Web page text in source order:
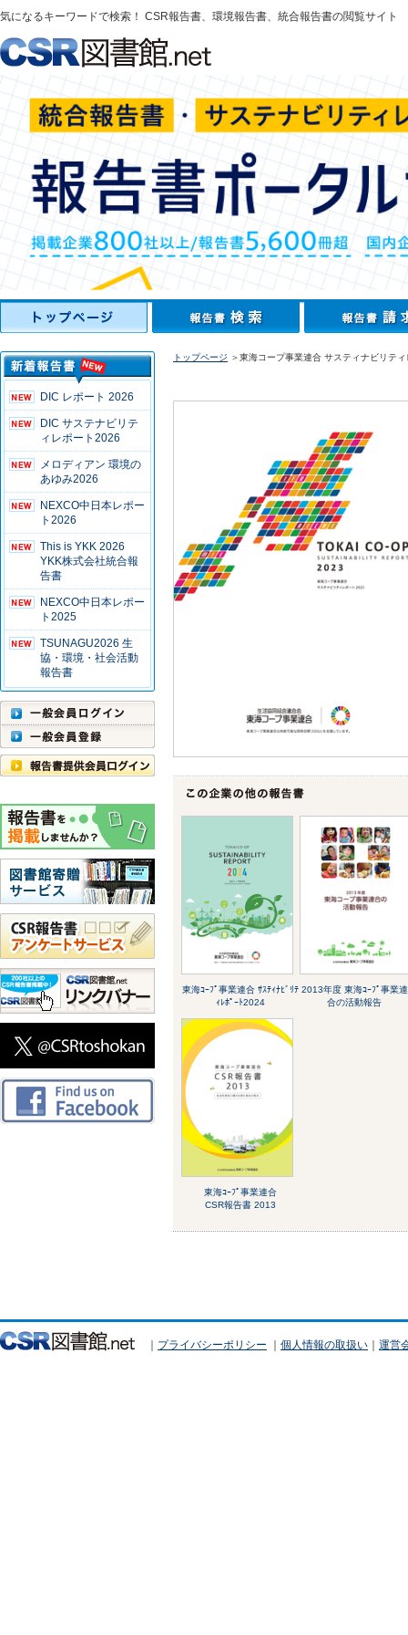
気になるキーワードで検索！ CSR報告書、環境報告書、統合報告書の閲覧サイト
DIC レポート 2026
DIC サステナビリテ
ィレポート2026
メロディアン 環境の
あゆみ2026
NEXCO中日本レポー
ト2026
This is YKK 2026
YKK株式会社統合報
告書
NEXCO中日本レポー
ト2025
TSUNAGU2026 生
協・環境・社会活動
報告書
トップページ ＞東海コープ事業連合 サスティナビリテ
東海ｺｰﾌﾟ事業連合 ｻｽﾃｨﾅﾋﾞﾘﾃ
ｨﾚﾎﾟｰﾄ2024
2013年度 東海ｺｰﾌﾟ事業連
合の活動報告
東海ｺｰﾌﾟ事業連合
CSR報告書 2013
｜ プライバシーポリシー ｜ 個人情報の取扱い ｜ 運営